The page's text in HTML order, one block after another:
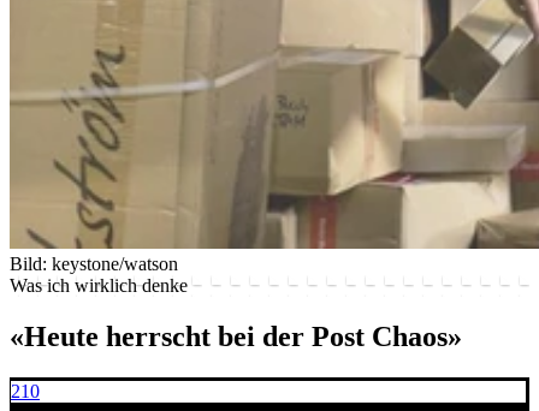
Bild: keystone/watson
Was ich wirklich denke
«Heute herrscht bei der Post Chaos»
210